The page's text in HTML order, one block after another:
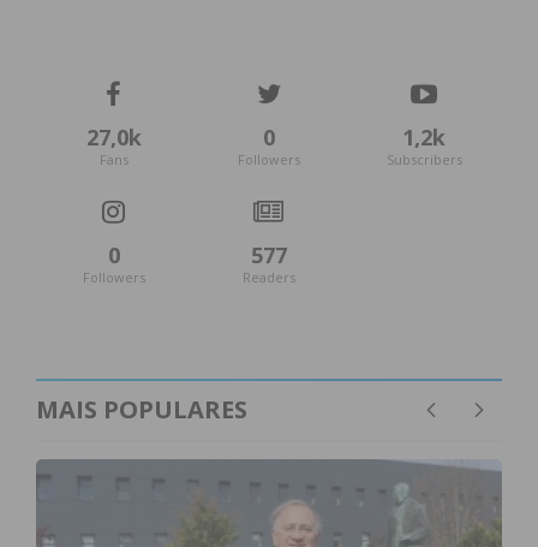
27,0k
Fans
0
Followers
1,2k
Subscribers
0
Followers
577
Readers
MAIS POPULARES